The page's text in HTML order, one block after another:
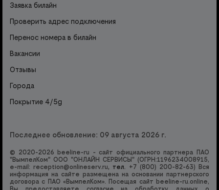
Заявка билайн
Проверить адрес подключения
Перенос номера в билайн
Вакансии
Отзывы
Города
Покрытие 4/5g
Последнее обновление: 09 августа 2026 г.
© 2020-2026 beeline-ru - сайт официального партнера ПАО
"ВымпелКом" ООО "ОНЛАЙН СЕРВИСЫ" (ОГРН:1196234008915,
e-mail:reception@onlineserv.ru, тел. +7 (800) 200-82-63) Вся
информация на сайте размещена на основании партнерского
договора с ПАО «ВымпелКом». Посещая сайт beeline-ru.online,